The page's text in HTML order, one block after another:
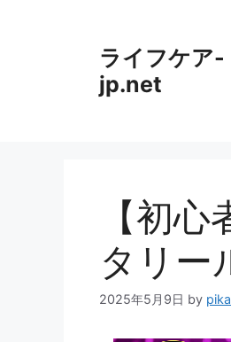
ライフケア-
jp.net
【初
タリー
2025年5月9日 by